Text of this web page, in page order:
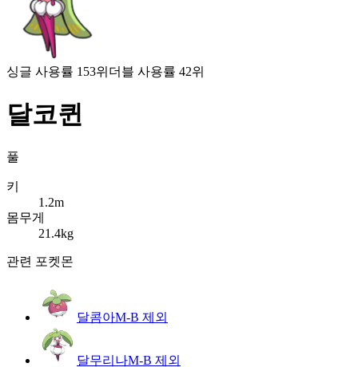
싱글 사용률 153위 더블 사용률 42위
달코퀸
풀
키
1.2m
몸무게
21.4kg
관련 포켓몬
달콤아M-B 제외
달무리나M-B 제외